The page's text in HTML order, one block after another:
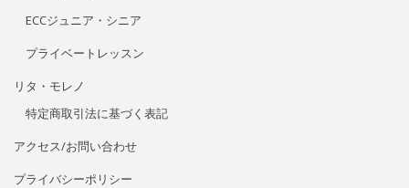
ECCジュニア・シニア
プライベートレッスン
リタ・モレノ
特定商取引法に基づく表記
アクセス/お問い合わせ
プライバシーポリシー